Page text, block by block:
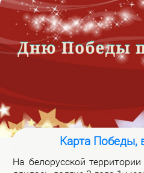
Карта Победы,
На бе­ло­рус­ской